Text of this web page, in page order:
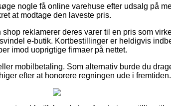
nogle få online varehuse efter udsalg på
at modtage den laveste pris.
reklamerer deres varer til en pris som
e-butik. Kortbestillinger er heldigvis
imod uoprigtige firmaer på nettet.
mobilbetaling. Som alternativ burde du
efter at honorere regningen ude i fremtiden.